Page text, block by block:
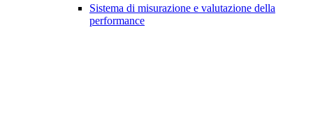
Sistema di misurazione e valutazione della
performance